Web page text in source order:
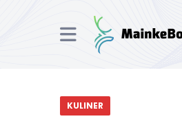
KULINER